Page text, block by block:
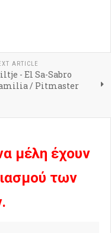
ARTICLE
- El Sa-Sabro
/ Pitmaster
μέλη έχουν
των